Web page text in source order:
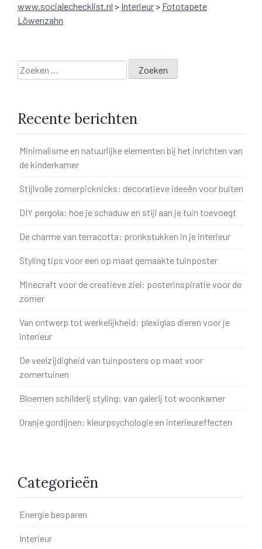
www.socialechecklist.nl > Interieur> Fototapete
Löwenzahn
Zoeken
naar:
Recente berichten
Minimalisme en natuurlijke elementen bij het inrichten van
de kinderkamer
Stijlvolle zomerpicknicks: decoratieve ideeën voor buiten
DIY pergola: hoe je schaduw en stijl aan je tuin toevoegt
De charme van terracotta: pronkstukken in je interieur
Styling tips voor een op maat gemaakte tuinposter
Minecraft voor de creatieve ziel: posterinspiratie voor de
zomer
Van ontwerp tot werkelijkheid: plexiglas dieren voor je
interieur
De veelzijdigheid van tuinposters op maat voor
zomertuinen
Bloemen schilderij styling: van galerij tot woonkamer
Oranje gordijnen: kleurpsychologie en interieureffecten
Categorieën
Energie besparen
Interieur